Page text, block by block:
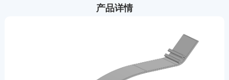
产品详情